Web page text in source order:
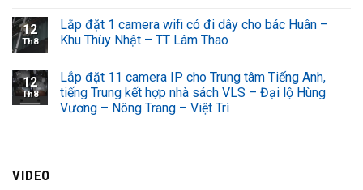
12
Th8
Lắp đặt 1 camera wifi có đi dây cho bác Huân –
Khu Thùy Nhật – TT Lâm Thao
12
Th8
Lắp đặt 11 camera IP cho Trung tâm Tiếng Anh,
tiếng Trung kết hợp nhà sách VLS – Đại lộ Hùng
Vương – Nông Trang – Việt Trì
VIDEO